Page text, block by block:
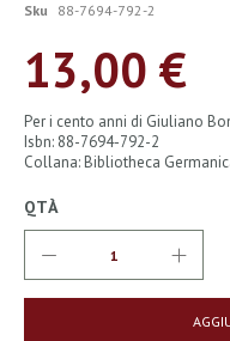
galleria
immagini
Sku 88-7694-792-2
13,00 €
Per i cento anni di Giuliano
Isbn: 88-7694-792-2
Collana: Bibliotheca
QTÀ